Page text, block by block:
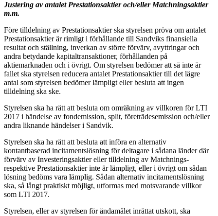
Justering av antalet Prestationsaktier och/eller Matchningsaktier
m.m.
Före tilldelning av Prestationsaktier ska styrelsen pröva om antalet
Prestationsaktier är rimligt i förhållande till Sandviks finansiella
resultat och ställning, inverkan av större förvärv, avyttringar och
andra betydande kapitaltransaktioner, förhållanden på
aktiemarknaden och i övrigt. Om styrelsen bedömer att så inte är
fallet ska styrelsen reducera antalet Prestationsaktier till det lägre
antal som styrelsen bedömer lämpligt eller besluta att ingen
tilldelning ska ske.
Styrelsen ska ha rätt att besluta om omräkning av villkoren för LTI
2017 i händelse av fondemission, split, företrädesemission och/eller
andra liknande händelser i Sandvik.
Styrelsen ska ha rätt att besluta att införa en alternativ
kontantbaserad incitamentslösning för deltagare i sådana länder där
förvärv av Investeringsaktier eller tilldelning av Matchnings-
respektive Prestationsaktier inte är lämpligt, eller i övrigt om sådan
lösning bedöms vara lämplig. Sådan alternativ incitamentslösning
ska, så långt praktiskt möjligt, utformas med motsvarande villkor
som LTI 2017.
Styrelsen, eller av styrelsen för ändamålet inrättat utskott, ska